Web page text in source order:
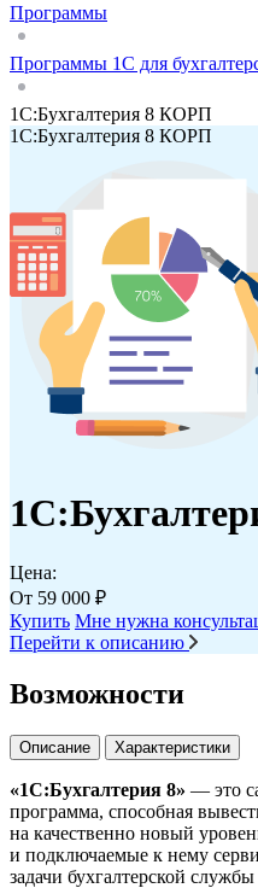
Программы
Программы 1С для
1С:Бухгалтерия 8 КОРП
1С:Бухгалтерия 8 КОРП
Цена:
От 59 000 ₽
Купить Мне нужна
Перейти к описанию
Возможности
Описание Характеристики
«1C:Бухгалтерия 8» — это
программа, способная
на качественно новый
и подключаемые к нему
задачи бухгалтерской